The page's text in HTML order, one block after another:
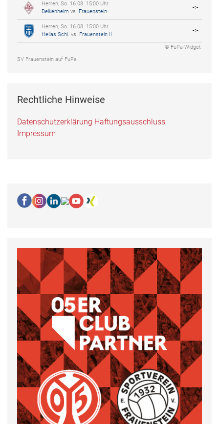
Herren, So. 16.08. 15:00 Uhr
Delkenheim vs. Frauenstein
-:-
Herren, So. 16.08. 15:00 Uhr
Hellas Schi. vs. Frauenstein II
-:-
© FuPa-Widget
SV Frauenstein auf FuPa
Rechtliche Hinweise
Datenschutzerklärung Haftungsausschluss
Impressum